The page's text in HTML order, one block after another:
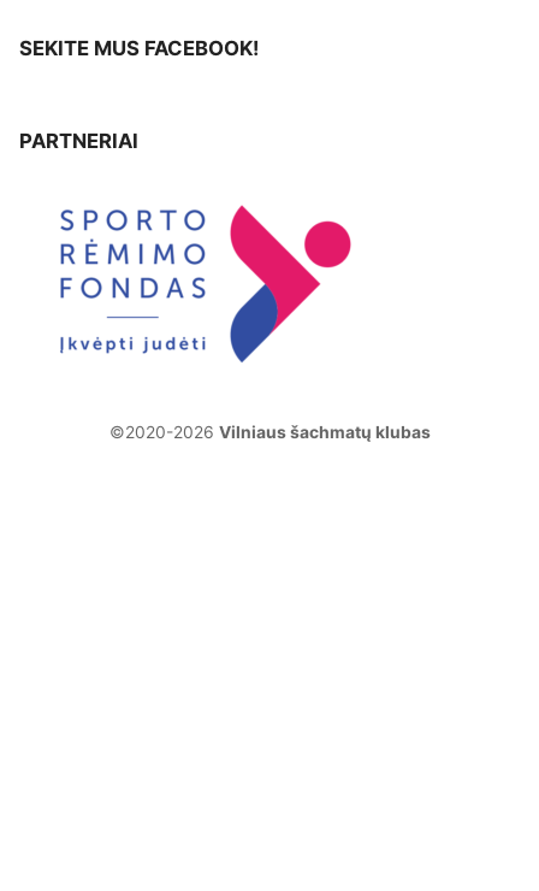
SEKITE MUS FACEBOOK!
PARTNERIAI
©2020-2026 Vilniaus šachmatų klubas